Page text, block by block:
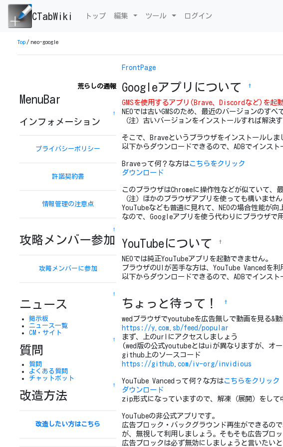
Top / neo-google
CTabWiki トップ 編集 ツール ログイン
FrontPage
Googleアプリについて †
GMSを使用するアプリ(Brave、Discordなど)を起
NEOでは古いGMSのため、最近のバージョンのす
（注）古いバージョンをインストールすれば解決
そこで、Braveというブラウザをインストールしま
以下からダウンロードできるので、ADBでインスト
Braveって何？な方はこちらをクリック
ダウンロード
このブラウザはChromeに操作性などが似ていて、
（注）ほかのブラウザアプリを使っても構いません
YouTubeなども普通に見れて、NEOの場合性能が
なので、Googleアプリを使う代わりにブラウザで
YouTubeについて †
NEOでは純正YouTubeアプリを起動できません。
ブラウザのUIが苦手な方は、YouTube Vancedを利
以下からダウンロードできるので、ADBでインスト
ちょっと待って！ †
wedブラウザでyoutubeを広告無しで動画を見る&
https://y.com.sb/feed/popular
まず、上のurlにアクセスしましょう
(wed版の公式youtubeとはuiが異なりますが、オ
github上のソースコード
https://github.com/iv-org/invidious
YouTube Vancedって何？な方はこちらをクリック
ダウンロード
zip形式になっていますので、解凍（展開）をして
YouTubeの非公式アプリです。
広告ブロック・バックグラウンド再生ができるの
が、無視して利用しましょう。そもそも広告ブ
広告ブロックは必ず無効にしましょうと言いたい
荒らしの通報
MenuBar
↑
インフォメーション
プライバシーポリシー
許諾契約書
情報管理の注意点
↑
攻略メンバー参加
攻略メンバーに参加
↑
ニュース
掲示板
ニュース一覧
CM・サイト
↑
質問
質問
よくある質問
チャットボット
↑
改造方法
改造したい方はこちら